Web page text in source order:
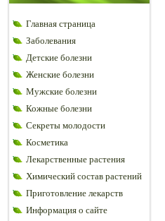
Главная страница
Заболевания
Детские болезни
Женские болезни
Мужские болезни
Кожные болезни
Секреты молодости
Косметика
Лекарственные растения
Химический состав растений
Приготовление лекарств
Информация о сайте